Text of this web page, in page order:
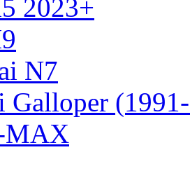
2023+
N7
Galloper
MAX